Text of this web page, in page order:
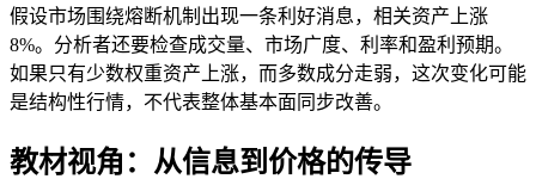
假设市场围绕熔断机制出现一条利好消息，相关资产上涨
8%。分析者还要检查成交量、市场广度、利率和盈利预期。
如果只有少数权重资产上涨，而多数成分走弱，这次变化可能
是结构性行情，不代表整体基本面同步改善。
教材视角：从信息到价格的传导